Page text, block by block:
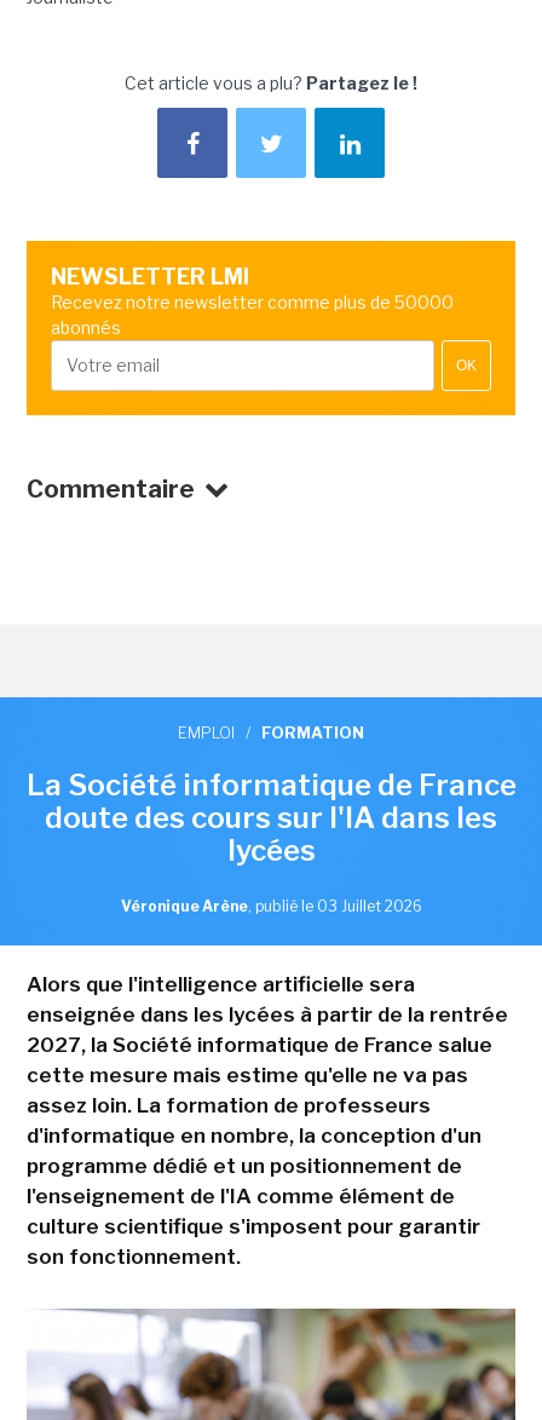
Cet article vous a plu? Partagez le !
NEWSLETTER LMI
Recevez notre newsletter comme plus de 50000
abonnés
OK
Commentaire
EMPLOI / FORMATION
La Société informatique de France
doute des cours sur l'IA dans les
lycées
Véronique Arène, publié le 03 Juillet 2026
Alors que l'intelligence artificielle sera
enseignée dans les lycées à partir de la rentrée
2027, la Société informatique de France salue
cette mesure mais estime qu'elle ne va pas
assez loin. La formation de professeurs
d'informatique en nombre, la conception d'un
programme dédié et un positionnement de
l'enseignement de l'IA comme élément de
culture scientifique s'imposent pour garantir
son fonctionnement.